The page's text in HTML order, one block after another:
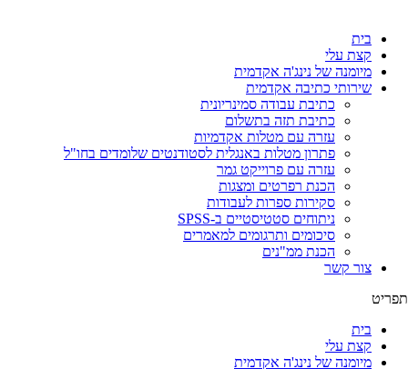
בית
קצת עלי
מיומנה של נינג'ה אקדמית
שירותי כתיבה אקדמית
כתיבת עבודה סמינריונית
כתיבת תזה בתשלום
עזרה עם מטלות אקדמיות
פתרון מטלות באנגלית לסטודנטים שלומדים בחו"ל
עזרה עם פרוייקט גמר
הכנת רפרטים ומצגות
סקירות ספרות לעבודות
ניתוחים סטטיסטיים ב-SPSS
סיכומים ותרגומים למאמרים
הכנת ממ"נים
צור קשר
תפריט
בית
קצת עלי
מיומנה של נינג'ה אקדמית